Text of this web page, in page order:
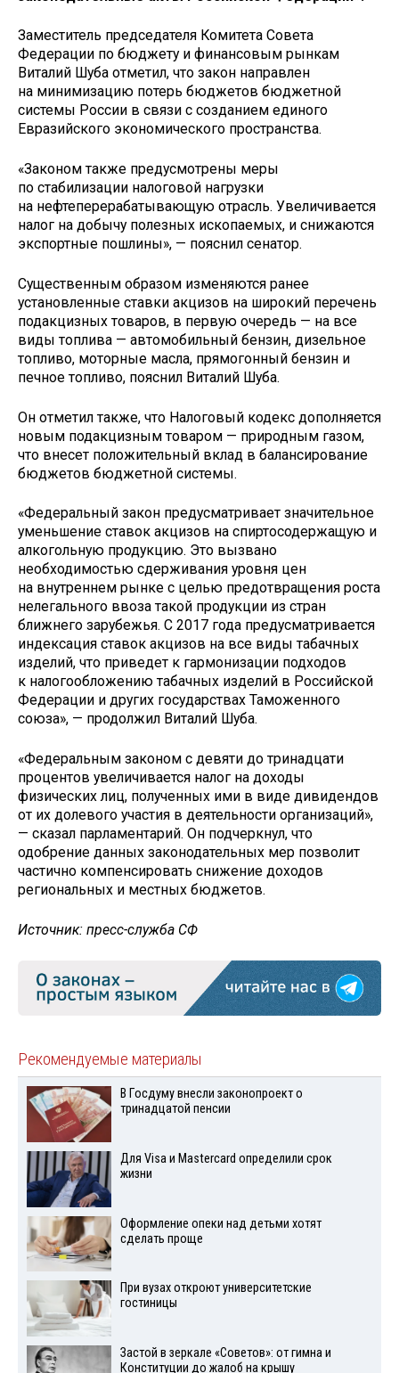
Заместитель председателя Комитета Совета
Федерации по бюджету и финансовым рынкам
Виталий Шуба отметил, что закон направлен
на минимизацию потерь бюджетов бюджетной
системы России в связи с созданием единого
Евразийского экономического пространства.
«Законом также предусмотрены меры
по стабилизации налоговой нагрузки
на нефтеперерабатывающую отрасль. Увеличивается
налог на добычу полезных ископаемых, и снижаются
экспортные пошлины», — пояснил сенатор.
Существенным образом изменяются ранее
установленные ставки акцизов на широкий перечень
подакцизных товаров, в первую очередь — на все
виды топлива — автомобильный бензин, дизельное
топливо, моторные масла, прямогонный бензин и
печное топливо, пояснил Виталий Шуба.
Он отметил также, что Налоговый кодекс дополняется
новым подакцизным товаром — природным газом,
что внесет положительный вклад в балансирование
бюджетов бюджетной системы.
«Федеральный закон предусматривает значительное
уменьшение ставок акцизов на спиртосодержащую и
алкогольную продукцию. Это вызвано
необходимостью сдерживания уровня цен
на внутреннем рынке с целью предотвращения роста
нелегального ввоза такой продукции из стран
ближнего зарубежья. С 2017 года предусматривается
индексация ставок акцизов на все виды табачных
изделий, что приведет к гармонизации подходов
к налогообложению табачных изделий в Российской
Федерации и других государствах Таможенного
союза», — продолжил Виталий Шуба.
«Федеральным законом с девяти до тринадцати
процентов увеличивается налог на доходы
физических лиц, полученных ими в виде дивидендов
от их долевого участия в деятельности организаций»,
— сказал парламентарий. Он подчеркнул, что
одобрение данных законодательных мер позволит
частично компенсировать снижение доходов
региональных и местных бюджетов.
Источник: пресс-служба СФ
Рекомендуемые материалы
В Госдуму внесли законопроект о
тринадцатой пенсии
Для Visа и Mastercard определили срок
жизни
Оформление опеки над детьми хотят
сделать проще
При вузах откроют университетские
гостиницы
Застой в зеркале «Советов»: от гимна и
Конституции до жалоб на крышу